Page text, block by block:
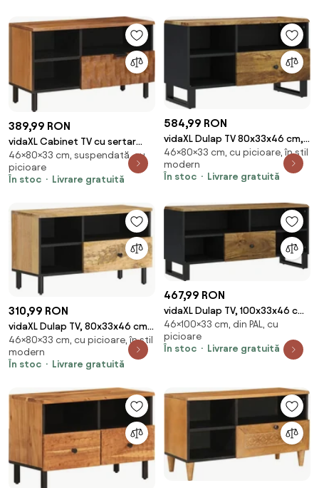
389,99 RON
vidaXL Cabinet TV cu sertar
Finisaj Acacia Maro 80 x 33 x 46
cm
46×80×33 cm, suspendată, cu
picioare
În stoc
Livrare gratuită
584,99 RON
vidaXL Dulap TV 80x33x46 cm,
lemn masiv de mango și lemn
prelucrat
46×80×33 cm, cu picioare, în stil
modern
În stoc
Livrare gratuită
310,99 RON
vidaXL Dulap TV, 80x33x46 cm,
lemn masiv de mango
46×80×33 cm, cu picioare, în stil
modern
În stoc
Livrare gratuită
467,99 RON
vidaXL Dulap TV, 100x33x46 cm,
lemn masiv de mango și lemn
prelucrat
46×100×33 cm, din PAL, cu
picioare
În stoc
Livrare gratuită